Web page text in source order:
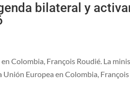
bilateral y
Colombia, François Roudié. La
Unión Europea en Colombia, François